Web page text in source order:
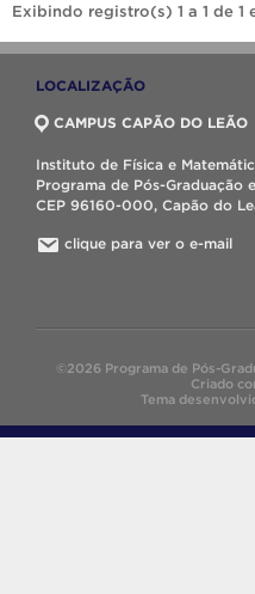
Exibindo registro(s) 1 a 1 de 1
LOCALIZAÇÃO
CAMPUS CAPÃO DO LEÃO
Instituto de Física e
Programa de Pós-Graduação
CEP 96160-000, Capão do
clique para ver o e-mail
©2026 Programa de Pós-
Criado
Tema